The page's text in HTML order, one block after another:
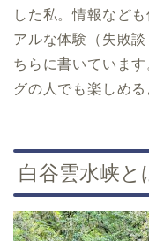
した私。情報など
アルな体験（失敗
ちらに書いていま
グの人でも楽しめ
白谷雲水峡と